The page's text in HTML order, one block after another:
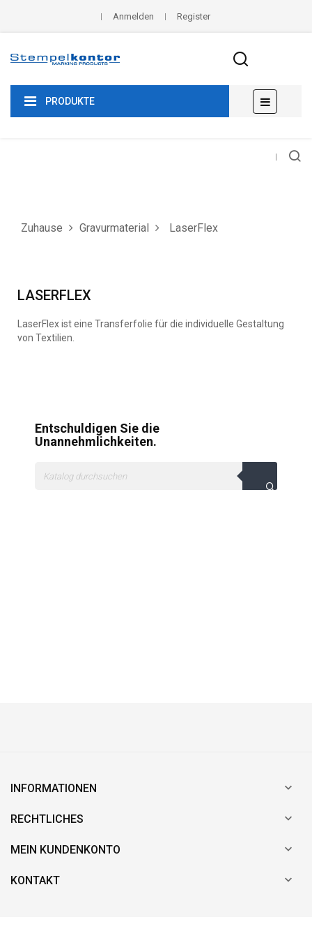
Anmelden Register
PRODUKTE
der
☰
Zuhause Gravurmaterial LaserFlex
LASERFLEX
LaserFlex ist eine Transferfolie für die individuelle Gestaltung
von Textilien.
Entschuldigen Sie die
Unannehmlichkeiten.
INFORMATIONEN 
RECHTLICHES 
MEIN KUNDENKONTO 
KONTAKT 